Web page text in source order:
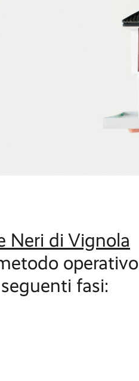
Neri di Vignola
operativo
fasi: